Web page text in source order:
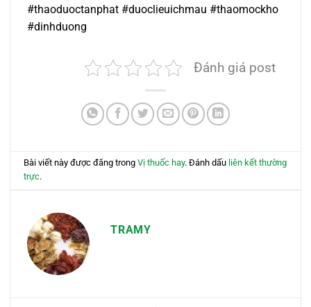
#thaoduoctanphat #duoclieuichmau #thaomockho
#dinhduong
Đánh giá post
Bài viết này được đăng trongVị thuốc hay. Đánh dấu liên kết thường
trực.
TRAMY